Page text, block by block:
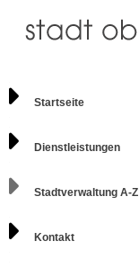
Startseite
Dienstleistungen
Stadtverwaltung A-Z
Kontakt